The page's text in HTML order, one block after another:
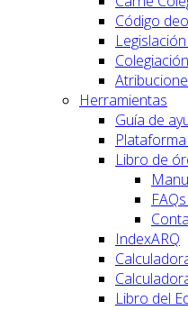
Código
Colegiación
Herramientas
Guía de
Libro de
IndexARQ
Libro del